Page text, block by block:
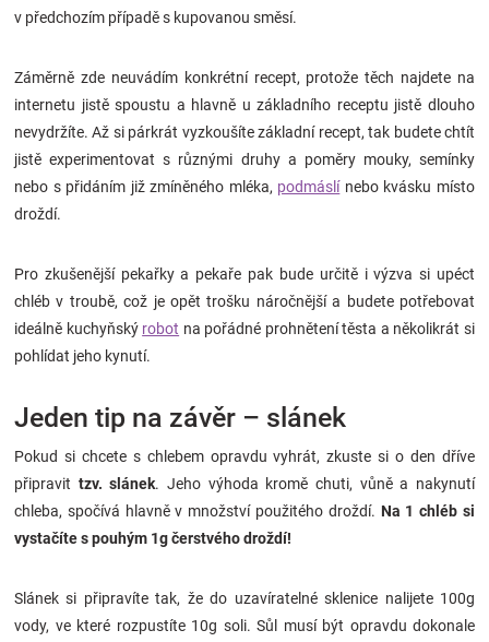
v předchozím případě s kupovanou směsí.
Záměrně zde neuvádím konkrétní recept, protože těch najdete na
internetu jistě spoustu a hlavně u základního receptu jistě dlouho
nevydržíte. Až si párkrát vyzkoušíte základní recept, tak budete chtít
jistě experimentovat s různými druhy a poměry mouky, semínky
nebo s přidáním již zmíněného mléka, podmáslínebo kvásku místo
droždí.
Pro zkušenější pekařky a pekaře pak bude určitě i výzva si upéct
chléb v troubě, což je opět trošku náročnější a budete potřebovat
ideálně kuchyňský robot na pořádné prohnětení těsta a několikrát si
pohlídat jeho kynutí.
Jeden tip na závěr – slánek
Pokud si chcete s chlebem opravdu vyhrát, zkuste si o den dříve
připravit tzv. slánek. Jeho výhoda kromě chuti, vůně a nakynutí
chleba, spočívá hlavně v množství použitého droždí. Na 1 chléb si
vystačíte s pouhým 1g čerstvého droždí!
Slánek si připravíte tak, že do uzavíratelné sklenice nalijete 100g
vody, ve které rozpustíte 10g soli. Sůl musí být opravdu dokonale